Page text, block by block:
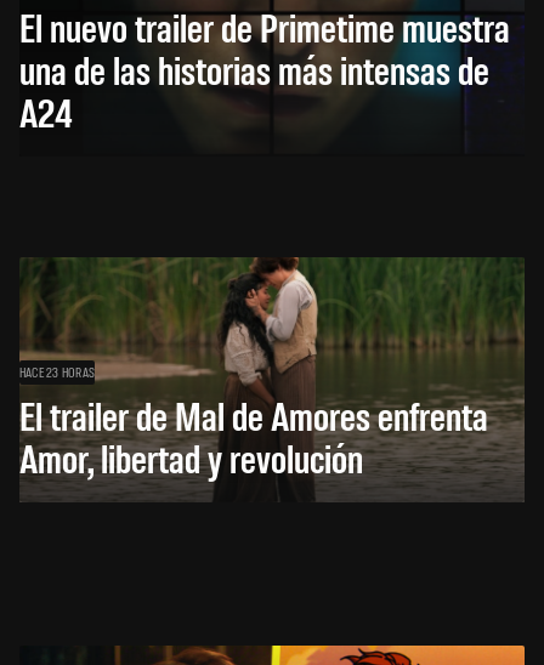
El nuevo trailer de Primetime muestra
una de las historias más intensas de
A24
HACE 23 HORAS
El trailer de Mal de Amores enfrenta
Amor, libertad y revolución